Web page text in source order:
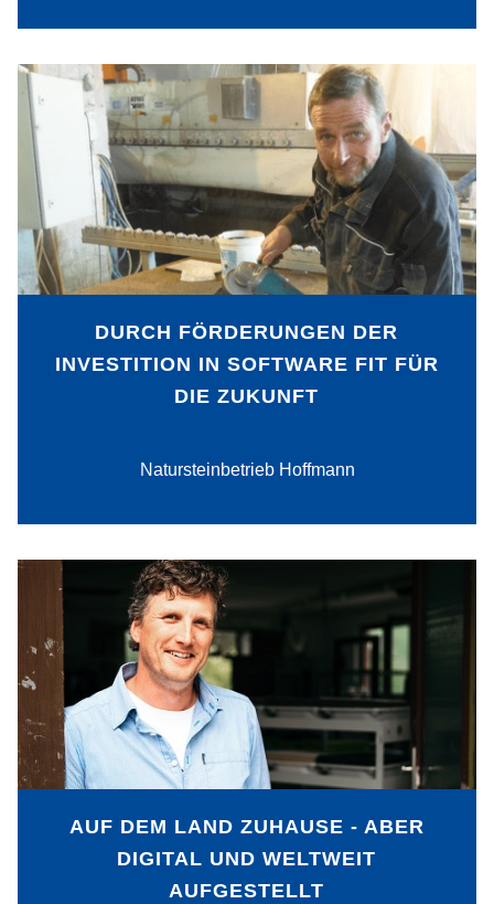
DURCH FÖRDERUNGEN DER
INVESTITION IN SOFTWARE FIT FÜR
DIE ZUKUNFT
Natursteinbetrieb Hoffmann
Mit der Offenheit für neue Entwicklungen
gelingt dem Natursteinbetrieb Hoffmann
die Transformation vom traditionellen
Handwerk in digitale und automatisierte
Herstellungsprozesse.
PDF-Download
AUF DEM LAND ZUHAUSE - ABER
DIGITAL UND WELTWEIT
AUFGESTELLT
Ein ganzheitliches Verständnis für
Digitalisierung macht die Schott
Orthopädie- Schuhtechnik GmbH & Co
KG sowohl im Bereich der Herstellung
ihrer Produkte wie auch im Vertrieb zu
einem hervorragend aufgestellten
Unternehmen.